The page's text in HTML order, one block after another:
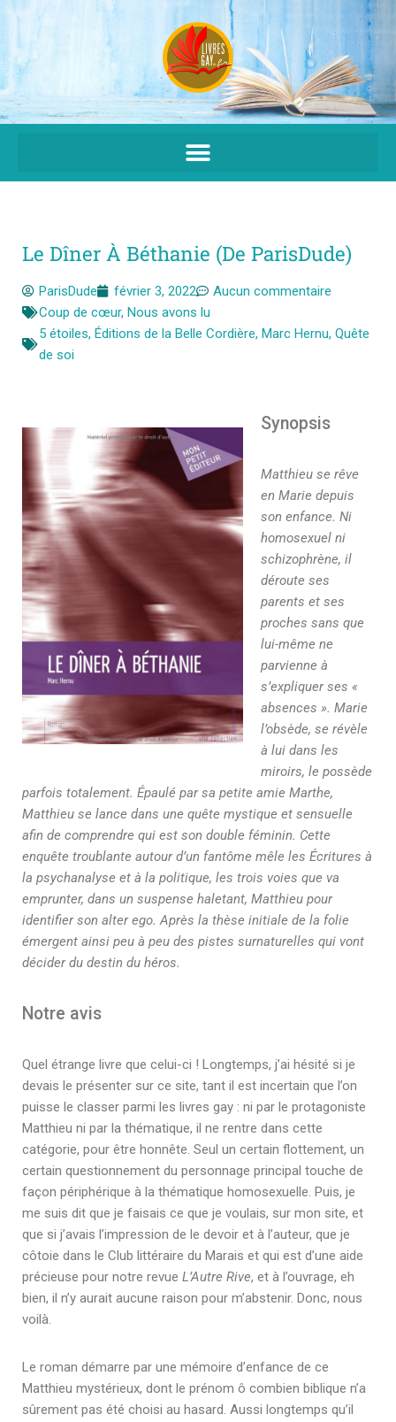
Aller
au
contenu
Le Dîner À Béthanie (de ParisDude)
ParisDude février 3, 2022
Aucun commentaire
Coup de cœur, Nous avons lu
5 étoiles, Éditions de la Belle Cordière, Marc Hernu, Quête
de soi
Synopsis
Matthieu se rêve
en Marie depuis
son enfance. Ni
homosexuel ni
schizophrène, il
déroute ses
parents et ses
proches sans que
lui-même ne
parvienne à
s’expliquer ses «
absences ». Marie
l’obsède, se révèle
à lui dans les
miroirs, le possède
parfois totalement. Épaulé par sa petite amie Marthe,
Matthieu se lance dans une quête mystique et sensuelle
afin de comprendre qui est son double féminin. Cette
enquête troublante autour d’un fantôme mêle les Écritures à
la psychanalyse et à la politique, les trois voies que va
emprunter, dans un suspense haletant, Matthieu pour
identifier son alter ego. Après la thèse initiale de la folie
émergent ainsi peu à peu des pistes surnaturelles qui vont
décider du destin du héros.
Notre avis
Quel étrange livre que celui-ci ! Longtemps, j’ai hésité si je
devais le présenter sur ce site, tant il est incertain que l’on
puisse le classer parmi les livres gay : ni par le protagoniste
Matthieu ni par la thématique, il ne rentre dans cette
catégorie, pour être honnête. Seul un certain flottement, un
certain questionnement du personnage principal touche de
façon périphérique à la thématique homosexuelle. Puis, je
me suis dit que je faisais ce que je voulais, sur mon site, et
que si j’avais l’impression de le devoir et à l’auteur, que je
côtoie dans le Club littéraire du Marais et qui est d’une aide
précieuse pour notre revue L’Autre Rive, et à l’ouvrage, eh
bien, il n’y aurait aucune raison pour m’abstenir. Donc, nous
voilà.
Le roman démarre par une mémoire d’enfance de ce
Matthieu mystérieux, dont le prénom ô combien biblique n’a
sûrement pas été choisi au hasard. Aussi longtemps qu’il